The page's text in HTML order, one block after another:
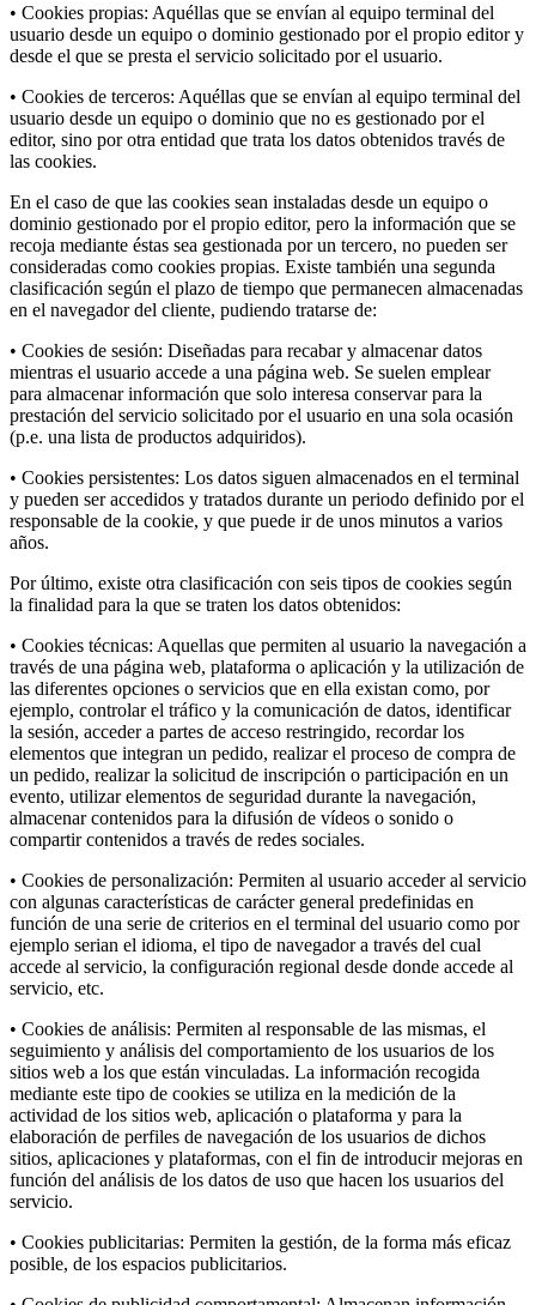
• Cookies propias: Aquéllas que se envían al equipo terminal del
usuario desde un equipo o dominio gestionado por el propio editor y
desde el que se presta el servicio solicitado por el usuario.
• Cookies de terceros: Aquéllas que se envían al equipo terminal del
usuario desde un equipo o dominio que no es gestionado por el
editor, sino por otra entidad que trata los datos obtenidos través de
las cookies.
En el caso de que las cookies sean instaladas desde un equipo o
dominio gestionado por el propio editor, pero la información que se
recoja mediante éstas sea gestionada por un tercero, no pueden ser
consideradas como cookies propias. Existe también una segunda
clasificación según el plazo de tiempo que permanecen almacenadas
en el navegador del cliente, pudiendo tratarse de:
• Cookies de sesión: Diseñadas para recabar y almacenar datos
mientras el usuario accede a una página web. Se suelen emplear
para almacenar información que solo interesa conservar para la
prestación del servicio solicitado por el usuario en una sola ocasión
(p.e. una lista de productos adquiridos).
• Cookies persistentes: Los datos siguen almacenados en el terminal
y pueden ser accedidos y tratados durante un periodo definido por el
responsable de la cookie, y que puede ir de unos minutos a varios
años.
Por último, existe otra clasificación con seis tipos de cookies según
la finalidad para la que se traten los datos obtenidos:
• Cookies técnicas: Aquellas que permiten al usuario la navegación a
través de una página web, plataforma o aplicación y la utilización de
las diferentes opciones o servicios que en ella existan como, por
ejemplo, controlar el tráfico y la comunicación de datos, identificar
la sesión, acceder a partes de acceso restringido, recordar los
elementos que integran un pedido, realizar el proceso de compra de
un pedido, realizar la solicitud de inscripción o participación en un
evento, utilizar elementos de seguridad durante la navegación,
almacenar contenidos para la difusión de vídeos o sonido o
compartir contenidos a través de redes sociales.
• Cookies de personalización: Permiten al usuario acceder al servicio
con algunas características de carácter general predefinidas en
función de una serie de criterios en el terminal del usuario como por
ejemplo serian el idioma, el tipo de navegador a través del cual
accede al servicio, la configuración regional desde donde accede al
servicio, etc.
• Cookies de análisis: Permiten al responsable de las mismas, el
seguimiento y análisis del comportamiento de los usuarios de los
sitios web a los que están vinculadas. La información recogida
mediante este tipo de cookies se utiliza en la medición de la
actividad de los sitios web, aplicación o plataforma y para la
elaboración de perfiles de navegación de los usuarios de dichos
sitios, aplicaciones y plataformas, con el fin de introducir mejoras en
función del análisis de los datos de uso que hacen los usuarios del
servicio.
• Cookies publicitarias: Permiten la gestión, de la forma más eficaz
posible, de los espacios publicitarios.